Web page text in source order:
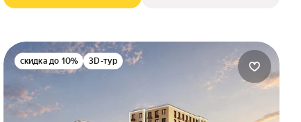
скидка до 10% 3D-тур